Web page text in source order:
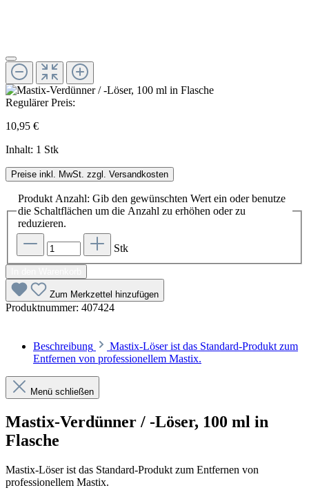
Regulärer Preis:
10,95 €
Inhalt: 1 Stk
Preise inkl. MwSt. zzgl. Versandkosten
Produkt Anzahl: Gib den gewünschten Wert ein oder benutze
die Schaltflächen um die Anzahl zu erhöhen oder zu
reduzieren.
Stk
Zum Merkzettel hinzufügen
Produktnummer: 407424
Beschreibung
Mastix-Löser ist das Standard-Produkt zum
Entfernen von professionellem Mastix.
Menü schließen
Mastix-Verdünner / -Löser, 100 ml in
Flasche
Mastix-Löser ist das Standard-Produkt zum Entfernen von
professionellem Mastix.